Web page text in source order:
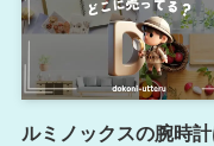
ルミノックスの腕時